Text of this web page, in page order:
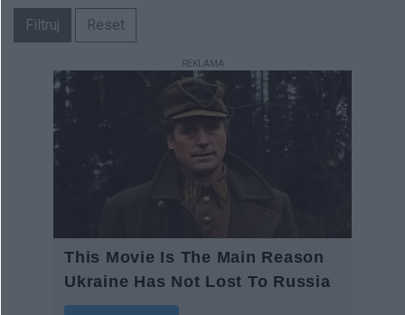
Filtruj Reset
REKLAMA